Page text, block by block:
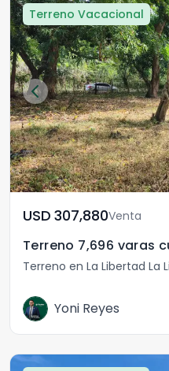
Terreno Vacacional
USD	307,880Venta
Terreno en La Libertad La
Yoni Reyes